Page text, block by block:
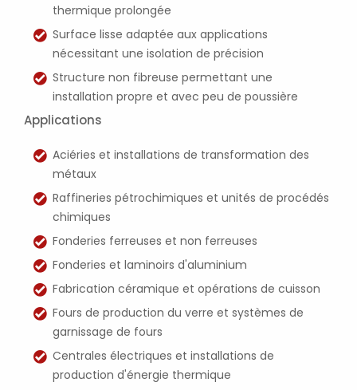
thermique prolongée
Surface lisse adaptée aux applications
nécessitant une isolation de précision
Structure non fibreuse permettant une
installation propre et avec peu de poussière
Applications
Aciéries et installations de transformation des
métaux
Raffineries pétrochimiques et unités de procédés
chimiques
Fonderies ferreuses et non ferreuses
Fonderies et laminoirs d'aluminium
Fabrication céramique et opérations de cuisson
Fours de production du verre et systèmes de
garnissage de fours
Centrales électriques et installations de
production d'énergie thermique